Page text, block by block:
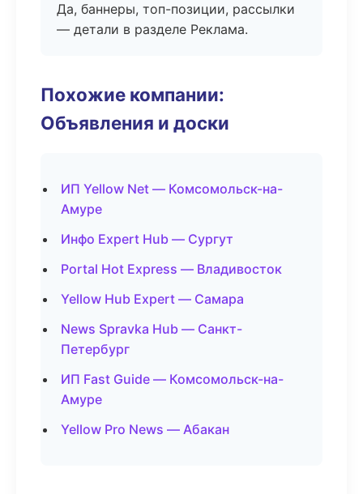
Да, баннеры, топ-позиции, рассылки
— детали в разделе Реклама.
Похожие компании:
Объявления и доски
ИП Yellow Net — Комсомольск-на-
Амуре
Инфо Expert Hub — Сургут
Portal Hot Express — Владивосток
Yellow Hub Expert — Самара
News Spravka Hub — Санкт-
Петербург
ИП Fast Guide — Комсомольск-на-
Амуре
Yellow Pro News — Абакан